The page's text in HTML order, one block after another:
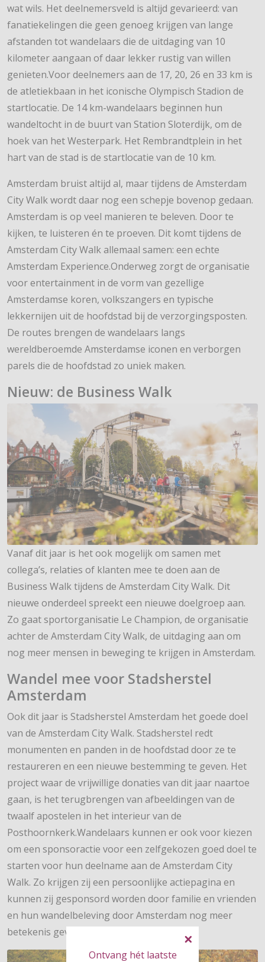
Ontvang hét laatste
wat wils. Het deelnemersveld is altijd gevarieerd: van
fanatiekelingen die geen genoeg krijgen van lange
afstanden tot wandelaars die de uitdaging van 10
kilometer aangaan of daar lekker rustig van willen
genieten.Voor deelnemers aan de 17, 20, 26 en 33 km is
de atletiekbaan in het iconische Olympisch Stadion de
startlocatie. De 14 km-wandelaars beginnen hun
wandeltocht in de buurt van Station Sloterdijk, om de
hoek van het Westerpark. Het Rembrandtplein in het
hart van de stad is de startlocatie van de 10 km.
Amsterdam bruist altijd al, maar tijdens de Amsterdam
City Walk wordt daar nog een schepje bovenop gedaan.
Amsterdam is op veel manieren te beleven. Door te
kijken, te luisteren én te proeven. Dit komt tijdens de
Amsterdam City Walk allemaal samen: een echte
Amsterdam Experience.Onderweg zorgt de organisatie
voor entertainment in de vorm van gezellige
Amsterdamse koren, volkszangers en typische
lekkernijen uit de hoofdstad bij de verzorgingsposten.
De routes brengen de wandelaars langs
wereldberoemde Amsterdamse iconen en verborgen
parels die de hoofdstad zo uniek maken.
Nieuw: de Business Walk
Vanaf dit jaar is het ook mogelijk om samen met
collega’s, relaties of klanten mee te doen aan de
Business Walk tijdens de Amsterdam City Walk. Dit
nieuwe onderdeel spreekt een nieuwe doelgroep aan.
Zo gaat sportorganisatie Le Champion, de organisatie
achter de Amsterdam City Walk, de uitdaging aan om
nog meer mensen in beweging te krijgen in Amsterdam.
Wandel mee voor Stadsherstel
Amsterdam
Ook dit jaar is Stadsherstel Amsterdam het goede doel
van de Amsterdam City Walk. Stadsherstel redt
monumenten en panden in de hoofdstad door ze te
restaureren en een nieuwe bestemming te geven. Het
project waar de vrijwillige donaties van dit jaar naartoe
gaan, is het terugbrengen van afbeeldingen van de
twaalf apostelen in het interieur van de
Posthoornkerk.Wandelaars kunnen er ook voor kiezen
om een sponsoractie voor een zelfgekozen goed doel te
starten voor hun deelname aan de Amsterdam City
Walk. Zo krijgen zij een persoonlijke actiepagina en
kunnen zij gesponsord worden door familie en vrienden
en hun wandelbeleving door Amsterdam nog meer
betekenis geven.